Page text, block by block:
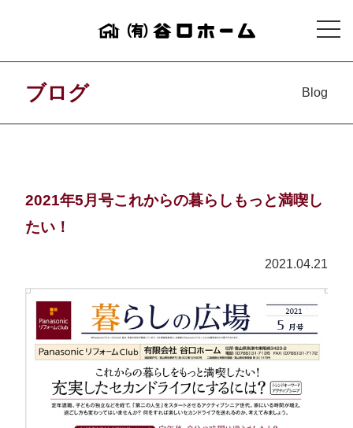
ブログ Blog
2021年5月号これからの暮らしもっと満喫し
たい！
2021.04.21